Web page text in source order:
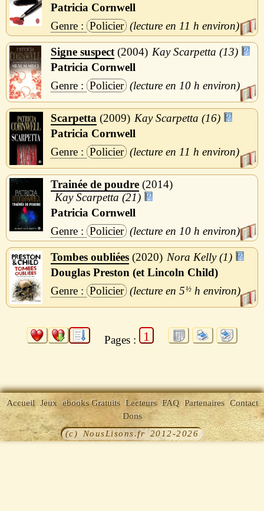
Patricia Cornwell
Policier
11 h
Signe suspect 2004
Kay Scarpetta (13)
Patricia Cornwell
Policier
10 h
Scarpetta 2009
Kay Scarpetta (16)
Patricia Cornwell
Policier
11 h
Trainée de poudre 2014
Kay Scarpetta (21)
Patricia Cornwell
Policier
10 h
Tombes oubliées 2020
Nora Kelly (1)
Douglas Preston (et Lincoln Child)
Policier
5½ h
Pages : 1
Accueil Jeux ebooks Gratuits Lecteurs FAQ Partenaires Contact
Dons
(c) NousLisons.fr 2012-2026